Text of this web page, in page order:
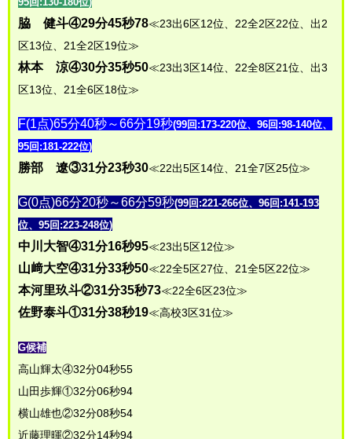
脇 健斗④29分45秒78≪23出6区12位、22全2区22位、出2
区13位、21全2区19位≫
林本 涼④30分35秒50≪23出3区14位、22全8区21位、出3
区13位、21全6区18位≫
F(1点)65分40秒～66分19秒(99回:173-220位、96回:98-140位、
95回:181-222位)
勝部 遼③31分23秒30≪22出5区14位、21全7区25位≫
G(0点)66分20秒～66分59秒(99回:221-266位、96回:141-193
位、95回:223-248位)
中川大智④31分16秒95≪23出5区12位≫
山﨑大空④31分33秒50≪22全5区27位、21全5区22位≫
本河里玖斗②31分35秒73≪22全6区23位≫
佐野泰斗①31分38秒19≪高校3区31位≫
G候補
高山輝太④32分04秒55
山田歩輝①32分06秒94
横山雄也②32分08秒54
近藤理暉②32分14秒94